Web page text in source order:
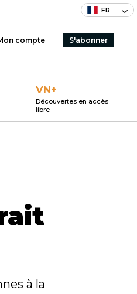
FR
compte S'abonner
VN+
Découvertes en accès
libre
à la